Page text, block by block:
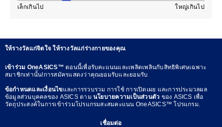
ให้รางวัลแก่จิตใจ ให้รางวัลแก่ร่างกายของคุณ
เข้าร่วม OneASICS™ตอนนี้เพื่อรับคะแนนและเพลิดเพลินกับสิทธิพิเศษเฉพาะ
สมาชิกเท่านั้น!การสมัครแสดงว่าคุณยอมรับและยอมรับ
ข้อกำหนดและเงื่อนไขและการรวบรวม การใช้ การเปิดเผย และการประมวลผล
ข้อมูลส่วนบุคคลของ ASICS ตาม นโยบายความเป็นส่วนตัว ของ ASICS เพื่อ
วัตถุประสงค์ในการเข้าร่วมโปรแกรมสะสมคะแนน OneASICS™ โปรแกรม.
เชื่อมต่อ